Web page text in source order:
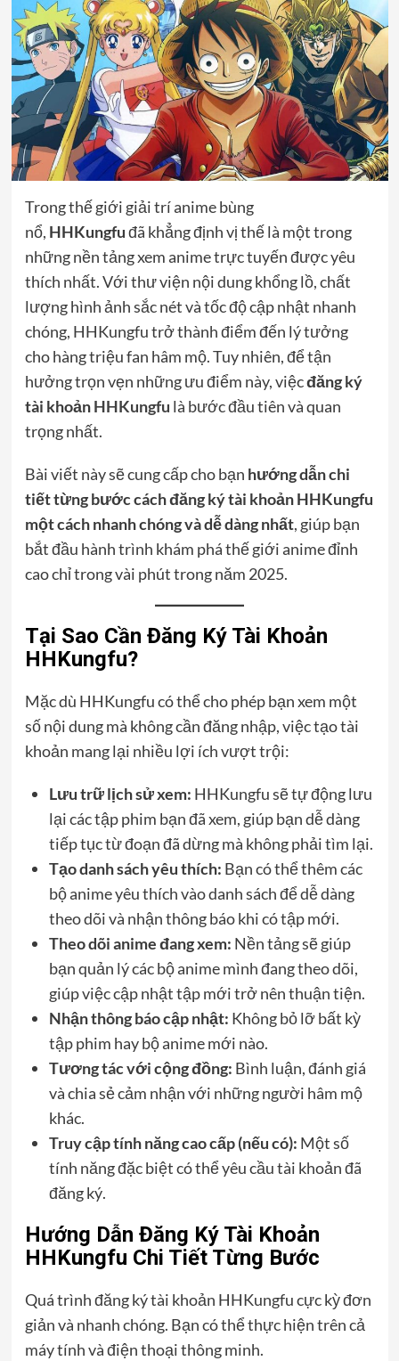
Trong thế giới giải trí anime bùng
nổ, HHKungfuđã khẳng định vị thế là một trong
những nền tảng xem anime trực tuyến được yêu
thích nhất. Với thư viện nội dung khổng lồ, chất
lượng hình ảnh sắc nét và tốc độ cập nhật nhanh
chóng, HHKungfu trở thành điểm đến lý tưởng
cho hàng triệu fan hâm mộ. Tuy nhiên, để tận
hưởng trọn vẹn những ưu điểm này, việcđăng ký
tài khoảnHHKungfu là bước đầu tiên và quan
trọng nhất.
Bài viết này sẽ cung cấp cho bạn hướng dẫn chi
tiết từng bước cách đăng ký tài khoản HHKungfu
một cách nhanh chóng và dễ dàng nhất, giúp bạn
bắt đầu hành trình khám phá thế giới anime đỉnh
cao chỉ trong vài phút trong năm 2025.
Tại Sao Cần Đăng Ký Tài Khoản
HHKungfu?
Mặc dù HHKungfu có thể cho phép bạn xem một
số nội dung mà không cần đăng nhập, việc tạo tài
khoản mang lại nhiều lợi ích vượt trội:
Lưu trữ lịch sử xem: HHKungfu sẽ tự động lưu
lại các tập phim bạn đã xem, giúp bạn dễ dàng
tiếp tục từ đoạn đã dừng mà không phải tìm lại.
Tạo danh sách yêu thích: Bạn có thể thêm các
bộ anime yêu thích vào danh sách để dễ dàng
theo dõi và nhận thông báo khi có tập mới.
Theo dõi anime đang xem: Nền tảng sẽ giúp
bạn quản lý các bộ anime mình đang theo dõi,
giúp việc cập nhật tập mới trở nên thuận tiện.
Nhận thông báo cập nhật: Không bỏ lỡ bất kỳ
tập phim hay bộ anime mới nào.
Tương tác với cộng đồng: Bình luận, đánh giá
và chia sẻ cảm nhận với những người hâm mộ
khác.
Truy cập tính năng cao cấp (nếu có): Một số
tính năng đặc biệt có thể yêu cầu tài khoản đã
đăng ký.
Hướng Dẫn Đăng Ký Tài Khoản
HHKungfu Chi Tiết Từng Bước
Quá trình đăng ký tài khoản HHKungfu cực kỳ đơn
giản và nhanh chóng. Bạn có thể thực hiện trên cả
máy tính và điện thoại thông minh.